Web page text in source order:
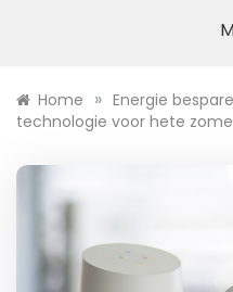
Home » Energie
technologie voor hete